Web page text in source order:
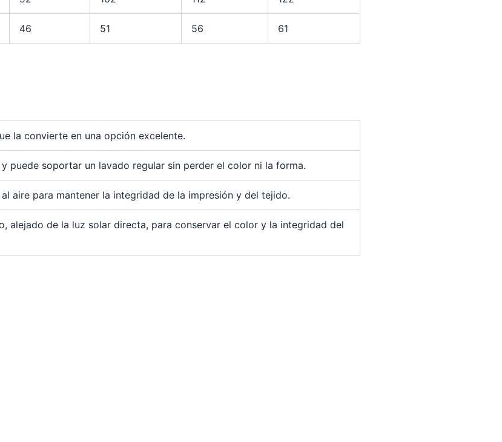
46 51 56 61
la convierte en una opción excelente.
puede soportar un lavado regular sin perder el color ni la forma.
aire para mantener la integridad de la impresión y del tejido.
alejado de la luz solar directa, para conservar el color y la integridad del